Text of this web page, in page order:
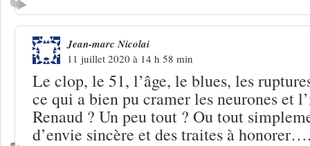
Jean-marc Nicolai
11 juillet 2020 à 14 h 58 min
Le clop, le 51, l’âge, le blues, les
ce qui a bien pu cramer les neurones et
Renaud ? Un peu tout ? Ou tout
d’envie sincère et des traites à